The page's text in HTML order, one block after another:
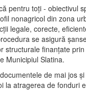
pentru toţi - obiectivul
nonagricol din zona
legale, corecte,
se asigură
structurale finanţate
Municipiul Slatina.
de mai jos
la atragerea de fonduri